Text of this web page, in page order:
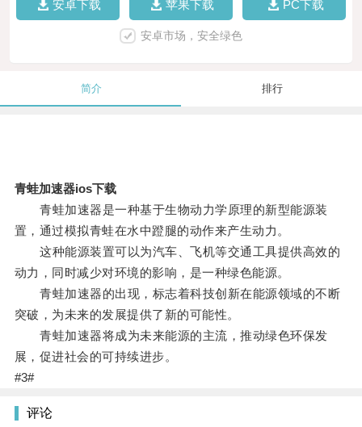
安卓下载 苹果下载 PC下载
安卓市场，安全绿色
简介 排行
青蛙加速器ios下载
青蛙加速器是一种基于生物动力学原理的新型能源装
置，通过模拟青蛙在水中蹬腿的动作来产生动力。
这种能源装置可以为汽车、飞机等交通工具提供高效的
动力，同时减少对环境的影响，是一种绿色能源。
青蛙加速器的出现，标志着科技创新在能源领域的不断
突破，为未来的发展提供了新的可能性。
青蛙加速器将成为未来能源的主流，推动绿色环保发
展，促进社会的可持续进步。
#3#
评论